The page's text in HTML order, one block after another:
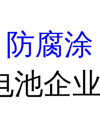
防腐涂
池企业